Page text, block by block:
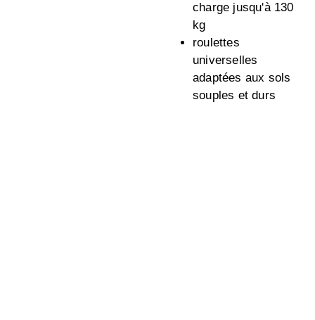
charge jusqu'à 130
kg
roulettes
universelles
adaptées aux sols
souples et durs